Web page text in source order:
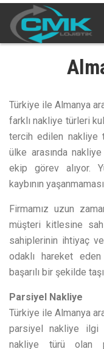
Türkiye ile Almanya
farklı nakliye türleri
tercih edilen nakliye
ülke arasında nakliye
ekip görev alıyor.
kaybının
Firmamız uzun
müşteri kitlesine
sahiplerinin ihtiyaç
odaklı hareket
başarılı bir şekilde
Parsiyel Nakliye
Türkiye ile Almanya
parsiyel nakliye ilgi
nakliye türü olan